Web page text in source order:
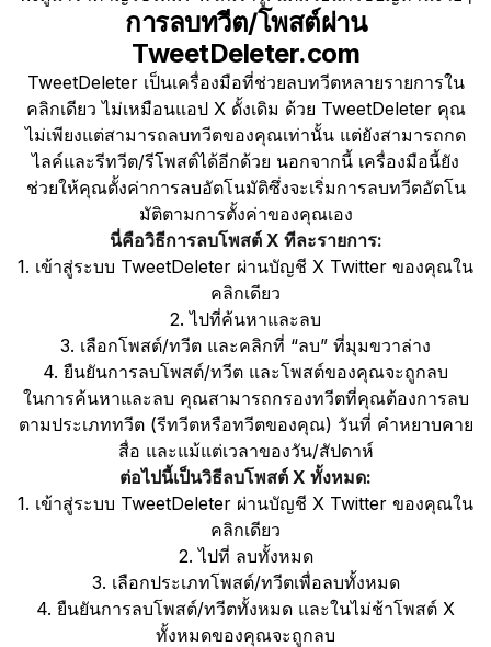
การลบทวีต/โพสต์ผ่าน
TweetDeleter.com
TweetDeleter เป็นเครื่องมือที่ช่วยลบทวีตหลายรายการใน
คลิกเดียว ไม่เหมือนแอป X ดั้งเดิม ด้วย TweetDeleter คุณ
ไม่เพียงแต่สามารถลบทวีตของคุณเท่านั้น แต่ยังสามารถกด
ไลค์และรีทวีต/รีโพสต์ได้อีกด้วย นอกจากนี้ เครื่องมือนี้ยัง
ช่วยให้คุณตั้งค่าการลบอัตโนมัติซึ่งจะเริ่มการลบทวีตอัตโน
มัติตามการตั้งค่าของคุณเอง
นี่คือวิธีการลบโพสต์ X ทีละรายการ:
1. เข้าสู่ระบบ TweetDeleter ผ่านบัญชี X Twitter ของคุณใน
คลิกเดียว
2. ไปที่ค้นหาและลบ
3. เลือกโพสต์/ทวีต และคลิกที่ “ลบ” ที่มุมขวาล่าง
4. ยืนยันการลบโพสต์/ทวีต และโพสต์ของคุณจะถูกลบ
ในการค้นหาและลบ คุณสามารถกรองทวีตที่คุณต้องการลบ
ตามประเภททวีต (รีทวีตหรือทวีตของคุณ) วันที่ คำหยาบคาย
สื่อ และแม้แต่เวลาของวัน/สัปดาห์
ต่อไปนี้เป็นวิธีลบโพสต์ X ทั้งหมด:
1. เข้าสู่ระบบ TweetDeleter ผ่านบัญชี X Twitter ของคุณใน
คลิกเดียว
2. ไปที่ ลบทั้งหมด
3. เลือกประเภทโพสต์/ทวีตเพื่อลบทั้งหมด
4. ยืนยันการลบโพสต์/ทวีตทั้งหมด และในไม่ช้าโพสต์ X
ทั้งหมดของคุณจะถูกลบ